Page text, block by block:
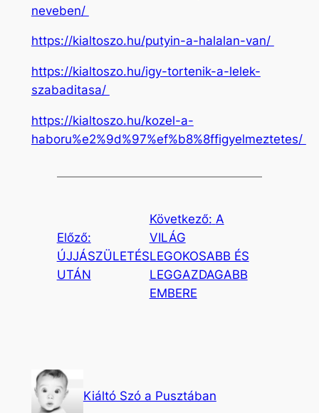
neveben/
https://kialtoszo.hu/putyin-a-halalan-van/
https://kialtoszo.hu/igy-tortenik-a-lelek-
szabaditasa/
https://kialtoszo.hu/kozel-a-
haboru%e2%9d%97%ef%b8%8ffigyelmeztetes/
Előző:
ÚJJÁSZÜLETÉS
UTÁN
Következő: A
VILÁG
LEGOKOSABB ÉS
LEGGAZDAGABB
EMBERE
Kiáltó Szó a Pusztában